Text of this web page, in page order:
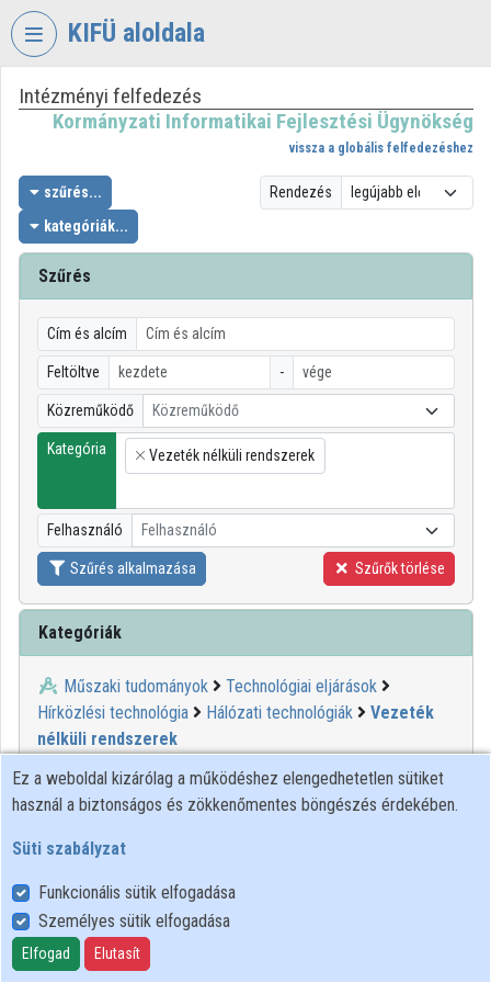
Fejléc kihagyása
KIFÜ aloldala
VIDEOTORIUM
INFORMATIKAI
FEJLESZTÉSI
ÜGYNÖKSÉG
Intézményi kezdőlap
Bejelentkezés
Intézményi felfedezés
Kategóriák
Intézményi listák
Intézmények
Közreműködők
Intézményi felfedezés
Kormányzati Informatikai Fejlesztési Ügynökség
vissza a globális felfedezéshez
szűrés...
kategóriák...
Rendezés
Szűrés
Cím és alcím
Feltöltve -
Közreműködő Közreműködő
Kategória
×
Vezeték nélküli rendszerek
Felhasználó Felhasználó
Szűrés alkalmazása Szűrők törlése
Kategóriák
Műszaki tudományok
Technológiai eljárások
Hírközlési technológia
Hálózati technológiák
Vezeték
nélküli rendszerek
00:23:09 KIFÜ
Ez a weboldal kizárólag a működéshez elengedhetetlen sütiket
használ a biztonságos és zökkenőmentes böngészés érdekében.
Süti szabályzat
Funkcionális sütik elfogadása
Személyes sütik elfogadása
Elfogad Elutasít